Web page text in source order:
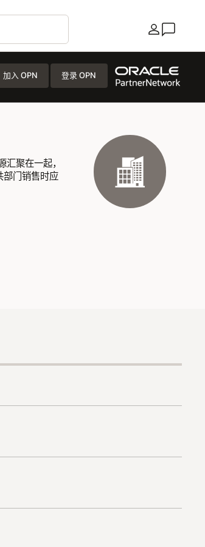
国家/地区
加入 OPN 登录 OPN
聚在一起，
部门销售时应